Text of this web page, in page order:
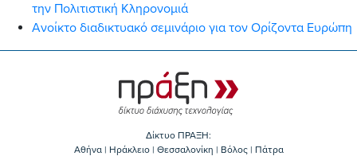
την Πολιτιστική Κληρονομιά
Ανοίκτο διαδικτυακό σεμινάριο για τον Ορίζοντα Ευρώπη
Δίκτυο ΠΡΑΞΗ:
Αθήνα | Ηράκλειο | Θεσσαλονίκη | Βόλος | Πάτρα